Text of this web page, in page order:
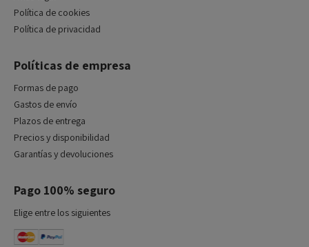
Política de cookies
Política de privacidad
Políticas de empresa
Formas de pago
Gastos de envío
Plazos de entrega
Precios y disponibilidad
Garantías y devoluciones
Pago 100% seguro
Elige entre los siguientes